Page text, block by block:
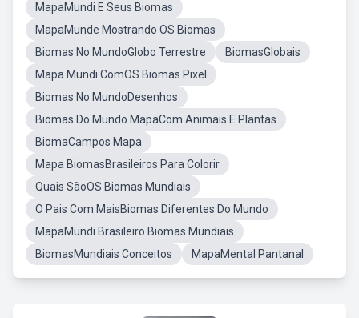
MapaMundi E Seus Biomas
MapaMunde Mostrando OS Biomas
Biomas No MundoGlobo Terrestre
BiomasGlobais
Mapa Mundi ComOS Biomas Pixel
Biomas No MundoDesenhos
Biomas Do Mundo MapaCom Animais E Plantas
BiomaCampos Mapa
Mapa BiomasBrasileiros Para Colorir
Quais SãoOS Biomas Mundiais
O Pais Com MaisBiomas Diferentes Do Mundo
MapaMundi Brasileiro Biomas Mundiais
BiomasMundiais Conceitos
MapaMental Pantanal